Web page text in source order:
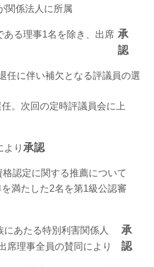
関係法人に所属
る理事1名を除き、出席 承
認
任に伴い補欠となる評議員の選
。次回の定時評議員会に上
り 承認
格認定に関する推薦について
満たした2名を第1級公認審
あたる特別利害関係人
席理事全員の賛同により
承
認